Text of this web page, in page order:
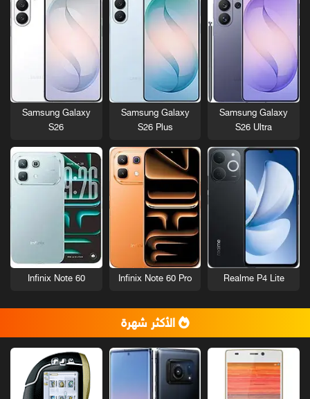
Samsung Galaxy
S26 Ultra
Samsung Galaxy
S26 Plus
Samsung Galaxy
S26
Realme P4 Lite
Infinix Note 60 Pro
Infinix Note 60
الأكثر شهرة